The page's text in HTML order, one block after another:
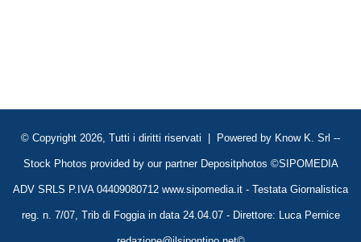
© Copyright 2026, Tutti i diritti riservati | Powered by Know K. Srl --
Stock Photos provided by our partner Depositphotos ©SIPOMEDIA
ADV SRLS P.IVA 04409080712 www.sipomedia.it - Testata Giornalistica
reg. n. 7/07, Trib di Foggia in data 24.04.07 - Direttore: Luca Pernice